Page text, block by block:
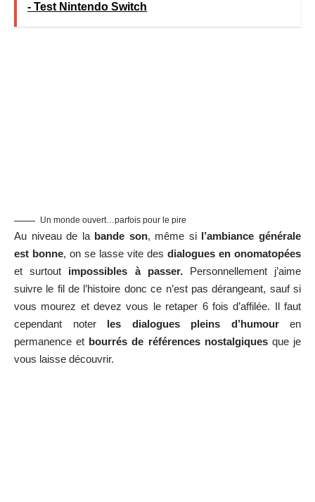
- Test Nintendo Switch
Un monde ouvert…parfois pour le pire
Au niveau de la bande son, même si l’ambiance générale
est bonne, on se lasse vite des dialogues en onomatopées
et surtout impossibles à passer.Personnellement j’aime
suivre le fil de l’histoire donc ce n’est pas dérangeant, sauf si
vous mourez et devez vous le retaper 6 fois d’affilée. Il faut
cependant noter les dialogues pleins d’humouren
permanence et bourrés de références nostalgiquesque je
vous laisse découvrir.